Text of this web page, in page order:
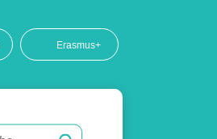
Erasmus+